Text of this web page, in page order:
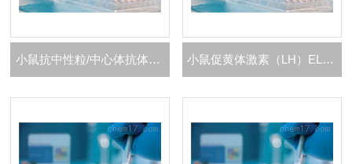
小鼠抗中性粒/中心体抗体（ACA）ELISA 试剂盒 小鼠促黄体激素（LH）ELISA 试剂盒